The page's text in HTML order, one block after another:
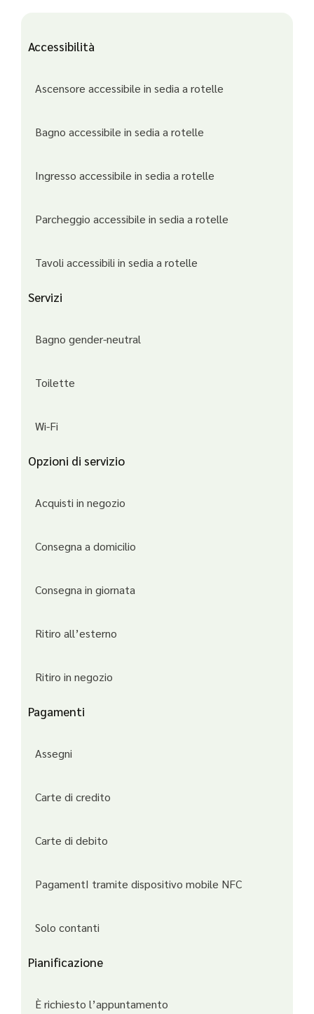
Accessibilità
Ascensore accessibile in sedia a rotelle
Bagno accessibile in sedia a rotelle
Ingresso accessibile in sedia a rotelle
Parcheggio accessibile in sedia a rotelle
Tavoli accessibili in sedia a rotelle
Servizi
Bagno gender-neutral
Toilette
Wi-Fi
Opzioni di servizio
Acquisti in negozio
Consegna a domicilio
Consegna in giornata
Ritiro all’esterno
Ritiro in negozio
Pagamenti
Assegni
Carte di credito
Carte di debito
PagamentI tramite dispositivo mobile NFC
Solo contanti
Pianificazione
È richiesto l’appuntamento